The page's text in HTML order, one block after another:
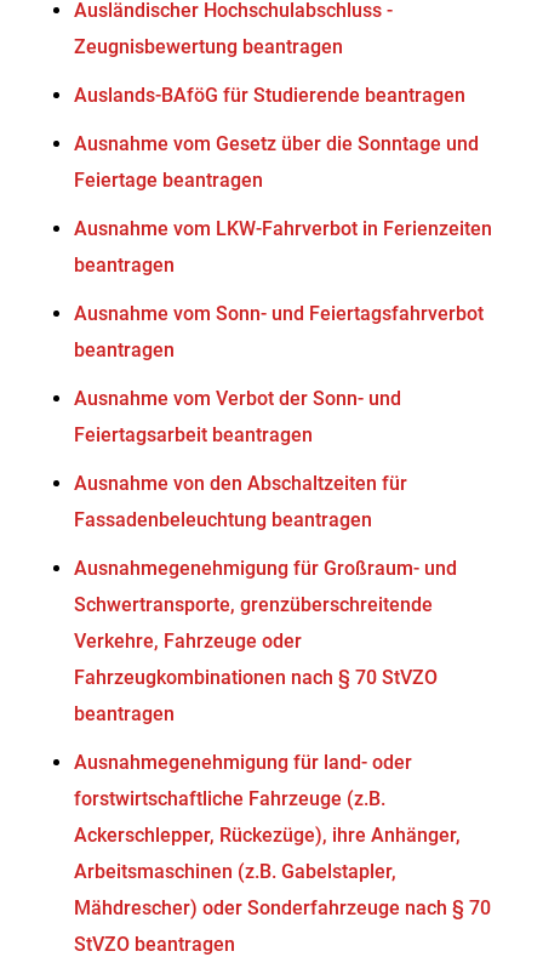
Ausländischer Hochschulabschluss -
Zeugnisbewertung beantragen
Auslands-BAföG für Studierende beantragen
Ausnahme vom Gesetz über die Sonntage und
Feiertage beantragen
Ausnahme vom LKW-Fahrverbot in Ferienzeiten
beantragen
Ausnahme vom Sonn- und Feiertagsfahrverbot
beantragen
Ausnahme vom Verbot der Sonn- und
Feiertagsarbeit beantragen
Ausnahme von den Abschaltzeiten für
Fassadenbeleuchtung beantragen
Ausnahmegenehmigung für Großraum- und
Schwertransporte, grenzüberschreitende
Verkehre, Fahrzeuge oder
Fahrzeugkombinationen nach § 70 StVZO
beantragen
Ausnahmegenehmigung für land- oder
forstwirtschaftliche Fahrzeuge (z.B.
Ackerschlepper, Rückezüge), ihre Anhänger,
Arbeitsmaschinen (z.B. Gabelstapler,
Mähdrescher) oder Sonderfahrzeuge nach § 70
StVZO beantragen